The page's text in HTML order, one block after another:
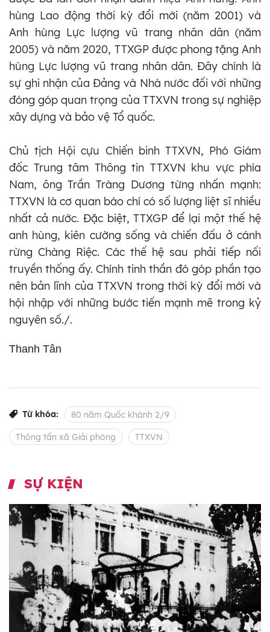
hùng Lao động thời kỳ đổi mới (năm 2001) và
Anh hùng Lực lượng vũ trang nhân dân (năm
2005) và năm 2020, TTXGP được phong tặng Anh
hùng Lực lượng vũ trang nhân dân. Đây chính là
sự ghi nhận của Đảng và Nhà nước đối với những
đóng góp quan trọng của TTXVN trong sự nghiệp
xây dựng và bảo vệ Tổ quốc.
Chủ tịch Hội cựu Chiến binh TTXVN, Phó Giám
đốc Trung tâm Thông tin TTXVN khu vực phía
Nam, ông Trần Tràng Dương từng nhấn mạnh:
TTXVN là cơ quan báo chí có số lượng liệt sĩ nhiều
nhất cả nước. Đặc biệt, TTXGP để lại một thế hệ
anh hùng, kiên cường sống và chiến đấu ở cánh
rừng Chàng Riệc. Các thế hệ sau phải tiếp nối
truyền thống ấy. Chính tinh thần đó góp phần tạo
nên bản lĩnh của TTXVN trong thời kỳ đổi mới và
hội nhập với những bước tiến mạnh mẽ trong kỷ
nguyên số./.
Thanh Tân
Từ khóa: 80 năm Quốc khánh 2/9
Thông tấn xã Giải phóng TTXVN
SỰ KIỆN